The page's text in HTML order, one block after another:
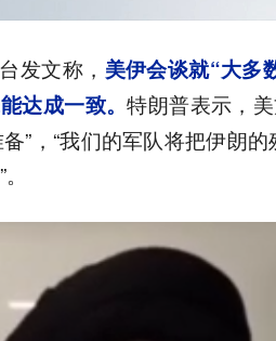
发文称， 美伊会谈就“大多
达成一致。特朗普表示，
”，“我们的军队将把伊朗